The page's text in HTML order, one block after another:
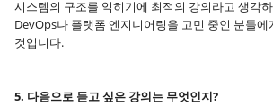
시스템의 구조를 익히기에 최적의 강의라고 생각
DevOps나 플랫폼 엔지니어링을 고민 중인 분들
것입니다.
5. 다음으로 듣고 싶은 강의는 무엇인지?